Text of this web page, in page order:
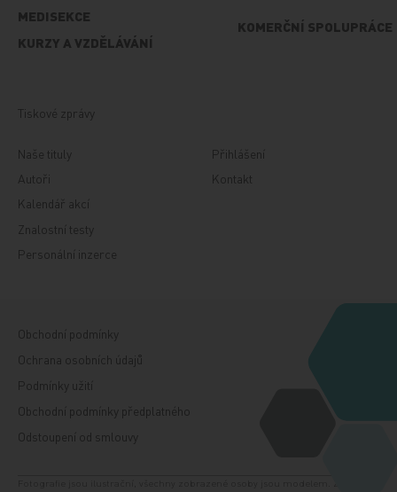
MEDISEKCE
KURZY A VZDĚLÁVÁNÍ
KOMERČNÍ SPOLUPRÁCE
Tiskové zprávy
Naše tituly
Autoři
Kalendář akcí
Znalostní testy
Personální inzerce
Přihlášení
Kontakt
Obchodní podmínky
Ochrana osobních údajů
Podmínky užití
Obchodní podmínky předplatného
Odstoupení od smlouvy